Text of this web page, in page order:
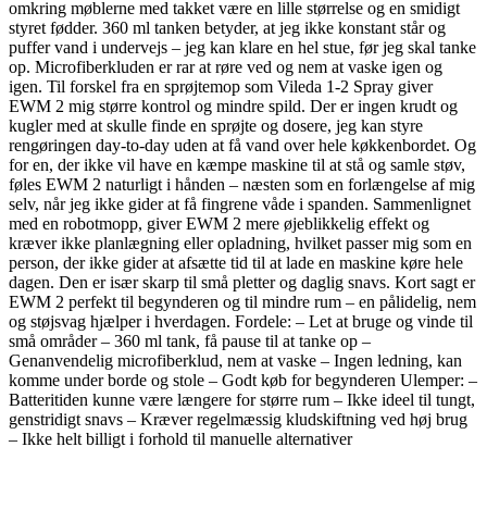
omkring møblerne med takket være en lille størrelse og en smidigt
styret fødder. 360 ml tanken betyder, at jeg ikke konstant står og
puffer vand i undervejs – jeg kan klare en hel stue, før jeg skal tanke
op. Microfiberkluden er rar at røre ved og nem at vaske igen og
igen. Til forskel fra en sprøjtemop som Vileda 1-2 Spray giver
EWM 2 mig større kontrol og mindre spild. Der er ingen krudt og
kugler med at skulle finde en sprøjte og dosere, jeg kan styre
rengøringen day-to-day uden at få vand over hele køkkenbordet. Og
for en, der ikke vil have en kæmpe maskine til at stå og samle støv,
føles EWM 2 naturligt i hånden – næsten som en forlængelse af mig
selv, når jeg ikke gider at få fingrene våde i spanden. Sammenlignet
med en robotmopp, giver EWM 2 mere øjeblikkelig effekt og
kræver ikke planlægning eller opladning, hvilket passer mig som en
person, der ikke gider at afsætte tid til at lade en maskine køre hele
dagen. Den er især skarp til små pletter og daglig snavs. Kort sagt er
EWM 2 perfekt til begynderen og til mindre rum – en pålidelig, nem
og støjsvag hjælper i hverdagen. Fordele: – Let at bruge og vinde til
små områder – 360 ml tank, få pause til at tanke op –
Genanvendelig microfiberklud, nem at vaske – Ingen ledning, kan
komme under borde og stole – Godt køb for begynderen Ulemper: –
Batteritiden kunne være længere for større rum – Ikke ideel til tungt,
genstridigt snavs – Kræver regelmæssig kludskiftning ved høj brug
– Ikke helt billigt i forhold til manuelle alternativer